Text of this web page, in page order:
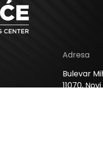
Adresa
Bulevar
11070,